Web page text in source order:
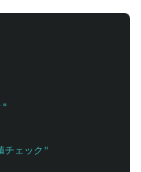
"
チェック"